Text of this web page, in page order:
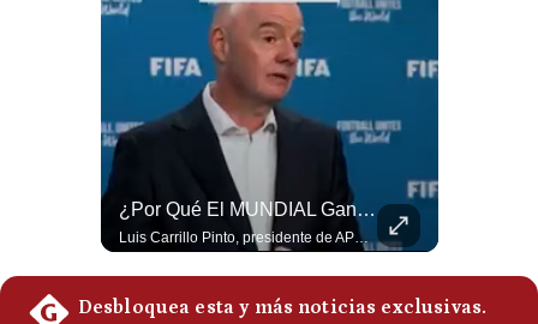
Condiciones
Cookies
¿Por Qué El MUNDIAL Gana Menos Que La NFL? | #EnClaveEconómica
Luis Carrillo Pinto, presidente de APEMD,compara el negocio de la Copa del Mundo con las principales ligas estadounidenses: la FIFA recauda alrededor de US$15,000 millones en cuatro años, mientras que la NFL genera cerca de US$20,000 millones en solo un año. El Presidente de la Asociación Peruana de Marketing Deportivo explica los planes de Infantino para vender el 20% de una nueva empresa encargada de los activos comerciales del Mundial. #FIFA #NFL #MarketingDeportivo #LuisCarrilloPinto #APEMD #Mundial #Futbol #Deportes #Negocios #Shorts 👉 Suscríbete y activa la campana para no perderte nuestro análisis diario. 🌎 Síguenos en nuestras redes sociales: 📌 Web oficial: https://gestion.pe/mundo/ 📌 LinkedIn: http://bit.ly/3HYIET0 📌 X (Twitter): http://bit.ly/4noZtX9 📌 TikTok: http://bit.ly/4evB6TO